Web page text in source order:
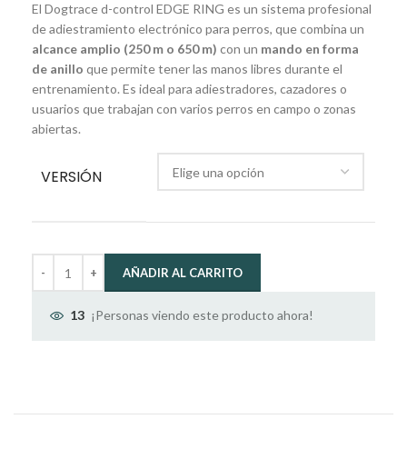
El Dogtrace d-control EDGE RING es un sistema profesional
de adiestramiento electrónico para perros, que combina un
alcance amplio (250 m o 650 m) con un mando en forma
de anillo que permite tener las manos libres durante el
entrenamiento. Es ideal para adiestradores, cazadores o
usuarios que trabajan con varios perros en campo o zonas
abiertas.
VERSIÓN
AÑADIR AL CARRITO
13 ¡Personas viendo este producto ahora!